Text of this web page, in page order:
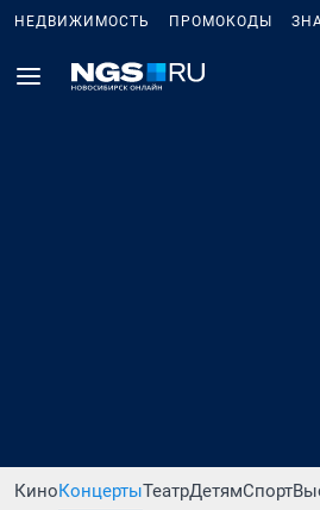
НЕДВИЖИМОСТЬ ПРОМОКОДЫ
КиноКонцертыТеатрДетямСпорт